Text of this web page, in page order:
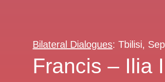
Bilateral Dialogues: Tbilisi,
Francis – Ilia